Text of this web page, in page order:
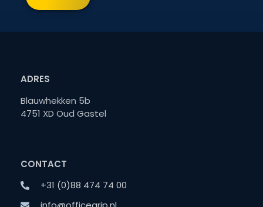
ADRES
Blauwhekken 5b
4751 XD Oud Gastel
CONTACT
+31 (0)88 474 74 00